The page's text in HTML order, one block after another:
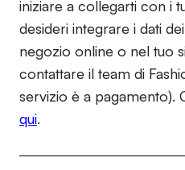
iniziare a collegarti con i
desideri integrare i dati
negozio online o nel tuo
contattare il team di
servizio è a pagamento).
qui.